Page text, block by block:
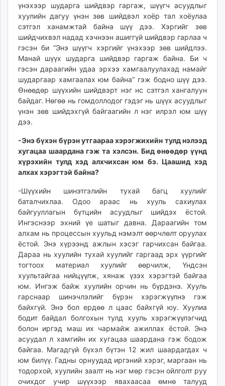
үнэхээр шударга шийдвэр гаргаж, шүүгч асуудлыг
хуулийн дагуу үнэн зөв шийдвэл хоёр тал хоёулаа
сэтгэл ханамжтай байна шүү дээ. Хэргийг зөв
шийдчихвэл надад хэчнээн ашиггүй шийдвэр гарлаа ч
гэсэн би “Энэ шүүгч хэргийг үнэхээр зөв шийдлээ.
Манай шүүх шударга шийдвэр гаргаж байна. Би ч
гэсэн дараагийн удаа эрхээ хамгаалуулахад намайг
шударгаар хамгаалах юм байна” гэж бодно шүү дээ.
Өнөөдөр шүүхийн шийдвэрт нэг нс сэтгэл хангалуун
байдаг. Нөгөө нь гомдоллодог гэдэг нь шүүх асуудлыг
үнэн зөв шийдэхгүй байгаагийн л нэг илрэл юм шүү
дээ.
-Энэ бүхэн бүрэн утгаараа хэрэгжихийн тулд нэлээд
хугацаа шаардана гэж та хэлсэн. Бид өнөөдөр үүнд
хүрэхийн тулд хэд алхчихсан юм бэ. Цаашид хэд
алхах хэрэгтэй байна?
-Шүүхийн шинэтгэлийн тухай багц хуулийг
баталчихлаа. Одоо араас нь хууль сахиулах
байгууллагын бүтцийн асуудлыг шийдэх ёстой.
Ингэснээр эхний үе шатыг давна. Дараагийн том
алхам нь процессын хуульд нэмэлт өөрчлөлт оруулах
ёстой. Энэ хүрээнд ажлын хэсэг гарчихсан байгаа.
Дараа нь хуулийн тухай хуулийг гаргаад эрх үүргийг
тогтоох материал хуулийг өөрчилж, Үндсэн
хуультайгаа нийцүүлж, хянаж үзэх хэрэгтэй байгаа
юм. Ингэж байж хуулийн орчин нь бүрдэнэ. Хууль
гарснаар шинэчлэлийг бүрэн хэрэгжүүлнэ гэж
байхгүй. Энэ бол ердөө л цаас байхгүй юу. Хуулиа
бодит байдал болгохын тулд хууль хэрэгжүүлэгчид
болон иргэд маш их чармайж ажиллах ёстой. Энэ
асуудал л хамгийн их хугацаа шаардана гэж бодож
байгаа. Магадгүй бүхэл бүтэн 12 жил шаардагдах ч
юм билүү. Гадны орнуудад иргэний хэрэг, маргаан нь
тодорхой, хуулийн заалт нь нэг мөр гэсэн ойлголт руу
очихдог учир шүүхээр явахаасаа өмнө талууд